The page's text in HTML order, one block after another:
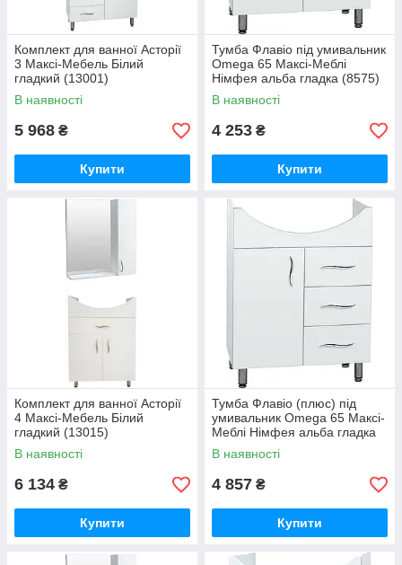
Комплект для ванної Асторії
3 Максі-Мебель Білий
гладкий (13001)
В наявності
5 968 ₴
Купити
Тумба Флавіо під умивальник
Omega 65 Максі-Меблі
Німфея альба гладка (8575)
В наявності
4 253 ₴
Купити
Комплект для ванної Асторії
4 Максі-Мебель Білий
гладкий (13015)
В наявності
6 134 ₴
Купити
Тумба Флавіо (плюс) під
умивальник Omega 65 Максі-
Меблі Німфея альба гладка
(8575)
В наявності
4 857 ₴
Купити